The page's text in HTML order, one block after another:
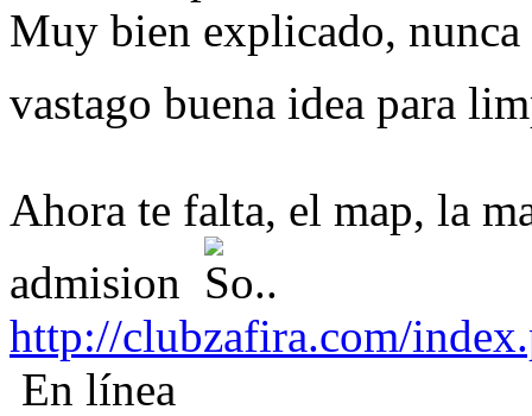
Muy bien explicado, nunca
vastago buena idea para
Ahora te falta, el map, la
admision
http://clubzafira.com/
En línea